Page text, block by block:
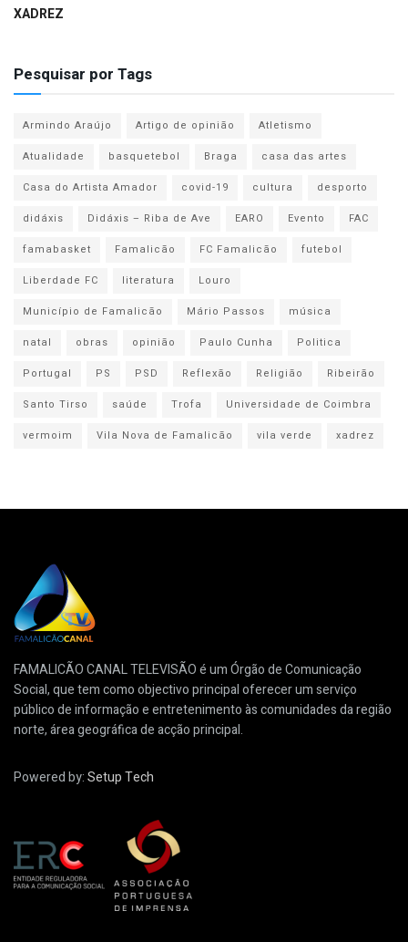
XADREZ
Pesquisar por Tags
Armindo Araújo Artigo de opinião
Atletismo
Atualidade
basquetebol Braga
casa das artes
Casa do Artista Amador
covid-19 cultura
desporto
didáxis
Didáxis – Riba de Ave EARO Evento
FAC
famabasket
Famalicão FC Famalicão
futebol
Liberdade FC
literatura
Louro
Município de Famalicão
Mário Passos
música
natal
obras opinião Paulo Cunha
Politica
Portugal
PS PSD Reflexão Religião
Ribeirão
Santo Tirso
saúde Trofa
Universidade de Coimbra
vermoim
Vila Nova de Famalicão vila verde xadrez
FAMALICÃO CANAL TELEVISÃO é um Órgão de Comunicação
Social, que tem como objectivo principal oferecer um serviço
público de informação e entretenimento às comunidades da região
norte, área geográfica de acção principal.
Powered by:Setup Tech